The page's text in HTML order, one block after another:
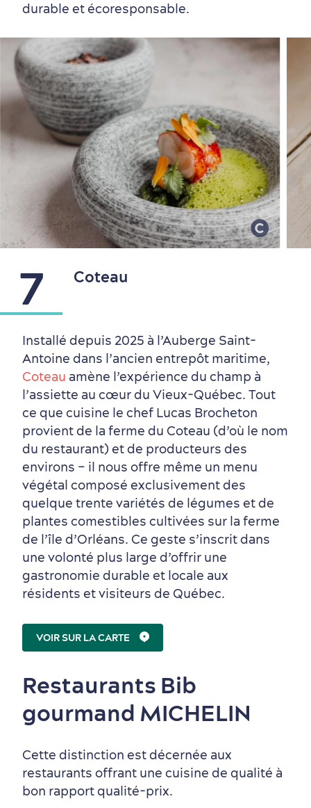
durable et écoresponsable.
7 Coteau
Installé depuis 2025 à l’Auberge Saint-
Antoine dans l’ancien entrepôt maritime,
Coteau amène l’expérience du champ à
l’assiette au cœur du Vieux-Québec. Tout
ce que cuisine le chef Lucas Brocheton
provient de la ferme du Coteau (d’où le nom
du restaurant) et de producteurs des
environs – il nous offre même un menu
végétal composé exclusivement des
quelque trente variétés de légumes et de
plantes comestibles cultivées sur la ferme
de l’île d’Orléans. Ce geste s’inscrit dans
une volonté plus large d’offrir une
gastronomie durable et locale aux
résidents et visiteurs de Québec.
VOIR SUR LA CARTE
Restaurants Bib
gourmand MICHELIN
Cette distinction est décernée aux
restaurants offrant une cuisine de qualité à
bon rapport qualité-prix.